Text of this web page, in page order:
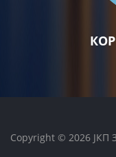
Copyright © 2026 ЈКП